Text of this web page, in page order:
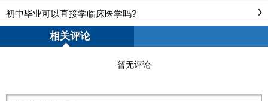
初中毕业可以直接学临床医学吗?
相关评论
暂无评论